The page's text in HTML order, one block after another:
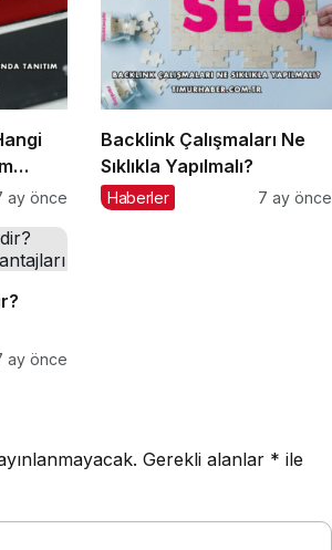
ay önce
Backlink Çalışmaları Ne
Sıklıkla Yapılmalı?
Haberler 7 ay önce
ay önce
Gerekli alanlar * ile